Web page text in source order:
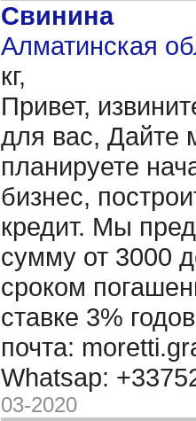
Свинина
Алматинская
кг,
Привет,
для вас, Дайте
планируете
бизнес,
кредит. Мы
сумму от 3000
сроком
ставке 3%
почта:
Whatsap:
03-2020